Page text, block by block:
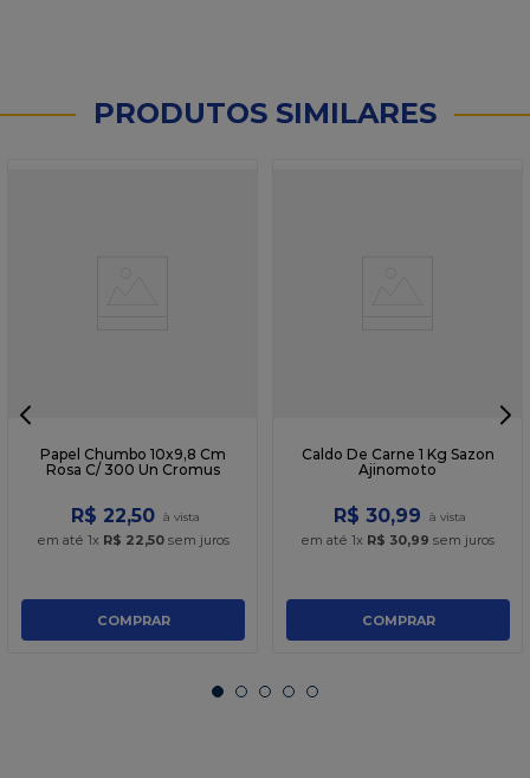
PRODUTOS SIMILARES
Papel Chumbo 10x9,8 Cm
Rosa C/ 300 Un Cromus
R$ 22,50
em até 1x R$ 22,50sem juros
COMPRAR
Caldo De Carne 1 Kg Sazon
Ajinomoto
R$ 30,99
em até 1x R$ 30,99 sem juros
COMPRAR